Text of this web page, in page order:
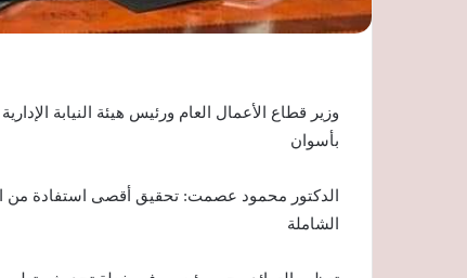
وزير قطاع الأعمال العام ورئيس هيئة النيابة
بأسوان
الدكتور محمود عصمت: تحقيق أقصى استفادة من
الشاملة